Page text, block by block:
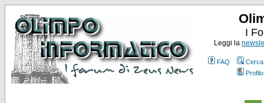
I
Leggi la
FAQ
Cerca
Profilo